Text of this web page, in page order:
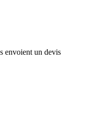
envoient un devis